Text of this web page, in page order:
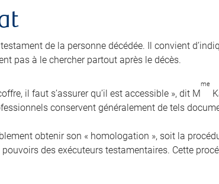
de la personne décédée. Il convient
pas à le chercher partout après le décès.
il faut s’assurer qu’il est accessible », dit M
me
conservent généralement de tels
obtenir son « homologation », soit la
des exécuteurs testamentaires. Cette